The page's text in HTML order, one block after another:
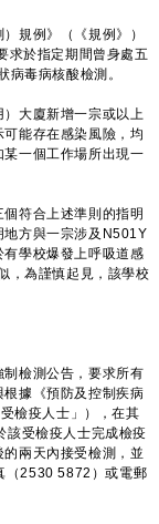
規例》（《規例》）
求於指定期間曾身處五
毒病核酸檢測。
大廈新增一宗或以上
能存在感染風險，均
一個工作場所出現一
符合上述準則的指明
地方與一宗涉及N501Y
學校爆發上呼吸道感
，為謹慎起見，該學校
檢測公告，要求所有
據《預防及控制疾病
檢疫人士」），在其
該受檢疫人士完成檢疫
兩天內接受檢測，並
（2530 5872）或電郵